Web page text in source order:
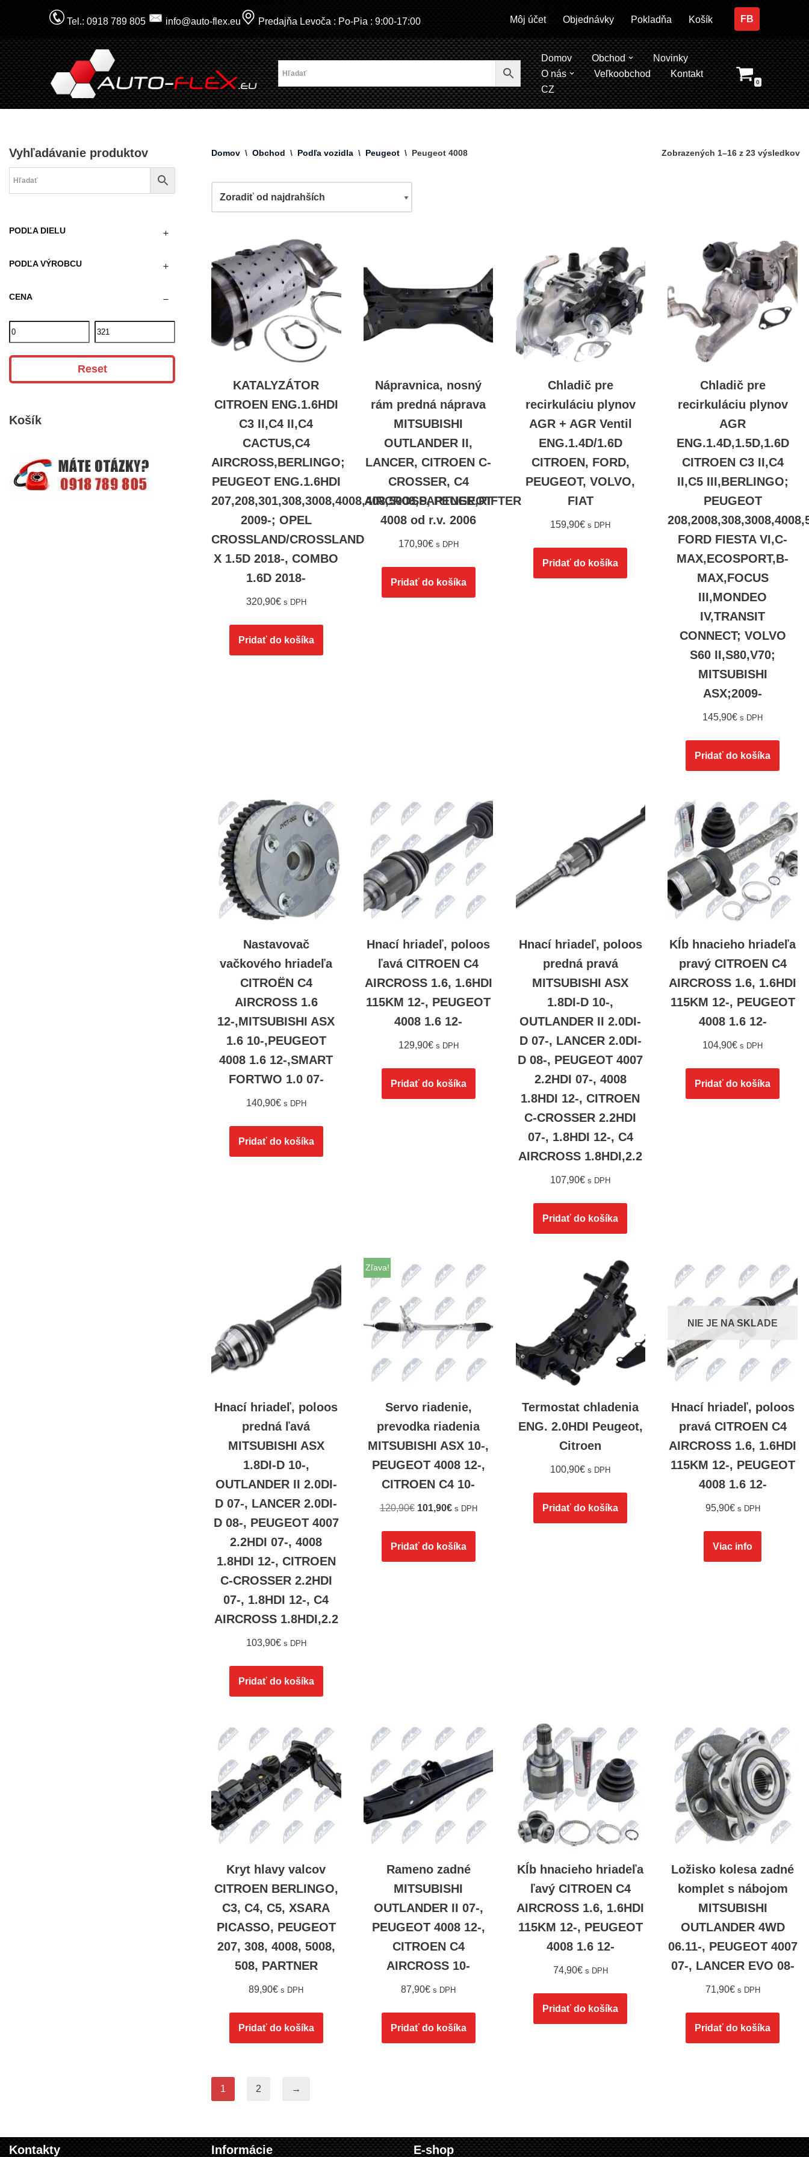
na
obsah
Tel.: 0918 789 805 info@auto-flex.eu Predajňa Levoča : Po-Pia : 9:00-17:00 Môj účet Objednávky Pokladňa Košík FB
Domov Obchod
Novinky
O nás
Veľkoobchod
Kontakt
CZ
0
Vyhľadávanie produktov
PODĽA DIELU
PODĽA VÝROBCU
CENA
Reset
Košík
Domov \ Obchod \ Podľa vozidla \ Peugeot \ Peugeot 4008 Zobrazených 1–16 z 23 výsledkov
KATALYZÁTOR
CITROEN ENG.1.6HDI
C3 II,C4 II,C4
CACTUS,C4
AIRCROSS,BERLINGO;
PEUGEOT ENG.1.6HDI
207,208,301,308,3008,4008,408,5008,PARTNER,RIFTER
2009-; OPEL
CROSSLAND/CROSSLAND
X 1.5D 2018-, COMBO
1.6D 2018-
320,90€ s DPH
Pridať do košíka
Nápravnica, nosný
rám predná náprava
MITSUBISHI
OUTLANDER II,
LANCER, CITROEN C-
CROSSER, C4
AIRCROSS, PEUGEOT
4008 od r.v. 2006
170,90€ s DPH
Pridať do košíka
Chladič pre
recirkuláciu plynov
AGR + AGR Ventil
ENG.1.4D/1.6D
CITROEN, FORD,
PEUGEOT, VOLVO,
FIAT
159,90€ s DPH
Pridať do košíka
Chladič pre
recirkuláciu plynov
AGR
ENG.1.4D,1.5D,1.6D
CITROEN C3 II,C4
II,C5 III,BERLINGO;
PEUGEOT
FORD FIESTA VI,C-
MAX,ECOSPORT,B-
MAX,FOCUS
III,MONDEO
IV,TRANSIT
CONNECT; VOLVO
S60 II,S80,V70;
MITSUBISHI
ASX;2009-
145,90€ s DPH
Pridať do košíka
Nastavovač
vačkového hriadeľa
CITROËN C4
AIRCROSS 1.6
12-,MITSUBISHI ASX
1.6 10-,PEUGEOT
4008 1.6 12-,SMART
FORTWO 1.0 07-
140,90€ s DPH
Pridať do košíka
Hnací hriadeľ, poloos
ľavá CITROEN C4
AIRCROSS 1.6, 1.6HDI
115KM 12-, PEUGEOT
4008 1.6 12-
129,90€ s DPH
Pridať do košíka
Hnací hriadeľ, poloos
predná pravá
MITSUBISHI ASX
1.8DI-D 10-,
OUTLANDER II 2.0DI-
D 07-, LANCER 2.0DI-
D 08-, PEUGEOT 4007
2.2HDI 07-, 4008
1.8HDI 12-, CITROEN
C-CROSSER 2.2HDI
07-, 1.8HDI 12-, C4
AIRCROSS 1.8HDI,2.2
107,90€ s DPH
Pridať do košíka
Kĺb hnacieho hriadeľa
pravý CITROEN C4
AIRCROSS 1.6, 1.6HDI
115KM 12-, PEUGEOT
4008 1.6 12-
104,90€ s DPH
Pridať do košíka
Hnací hriadeľ, poloos
predná ľavá
MITSUBISHI ASX
1.8DI-D 10-,
OUTLANDER II 2.0DI-
D 07-, LANCER 2.0DI-
D 08-, PEUGEOT 4007
2.2HDI 07-, 4008
1.8HDI 12-, CITROEN
C-CROSSER 2.2HDI
07-, 1.8HDI 12-, C4
AIRCROSS 1.8HDI,2.2
103,90€ s DPH
Pridať do košíka
Zľava!
Servo riadenie,
prevodka riadenia
MITSUBISHI ASX 10-,
PEUGEOT 4008 12-,
CITROEN C4 10-
120,90€ 101,90€ s DPH
Pridať do košíka
Termostat chladenia
ENG. 2.0HDI Peugeot,
Citroen
100,90€ s DPH
Pridať do košíka
NIE JE NA SKLADE
Hnací hriadeľ, poloos
pravá CITROEN C4
AIRCROSS 1.6, 1.6HDI
115KM 12-, PEUGEOT
4008 1.6 12-
95,90€ s DPH
Viac info
Kryt hlavy valcov
CITROEN BERLINGO,
C3, C4, C5, XSARA
PICASSO, PEUGEOT
207, 308, 4008, 5008,
508, PARTNER
89,90€ s DPH
Pridať do košíka
Rameno zadné
MITSUBISHI
OUTLANDER II 07-,
PEUGEOT 4008 12-,
CITROEN C4
AIRCROSS 10-
87,90€ s DPH
Pridať do košíka
Kĺb hnacieho hriadeľa
ľavý CITROEN C4
AIRCROSS 1.6, 1.6HDI
115KM 12-, PEUGEOT
4008 1.6 12-
74,90€ s DPH
Pridať do košíka
Ložisko kolesa zadné
komplet s nábojom
MITSUBISHI
OUTLANDER 4WD
06.11-, PEUGEOT 4007
07-, LANCER EVO 08-
71,90€ s DPH
Pridať do košíka
1 2 →
Kontakty Informácie E-shop